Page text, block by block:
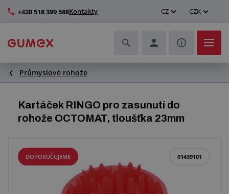
+420 518 399 588Kontakty CZ CZK
Hadice a jejich kompletace
Profily a výroba těsnění
Dopravníkové pásy a montáž
Zlepšení pracovního prostředí
Průmyslové rohože
Kartáček RINGO pro zasunutí do
rohože OCTOMAT, tloušťka 23mm
01439101
DOPORUČUJEME